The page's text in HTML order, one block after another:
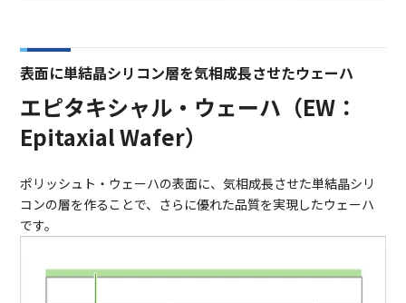
表面に単結晶シリコン層を気相成長させたウェーハ
エピタキシャル・ウェーハ（EW：
Epitaxial Wafer）
ポリッシュト・ウェーハの表面に、気相成長させた単結晶シリ
コンの層を作ることで、さらに優れた品質を実現したウェーハ
です。